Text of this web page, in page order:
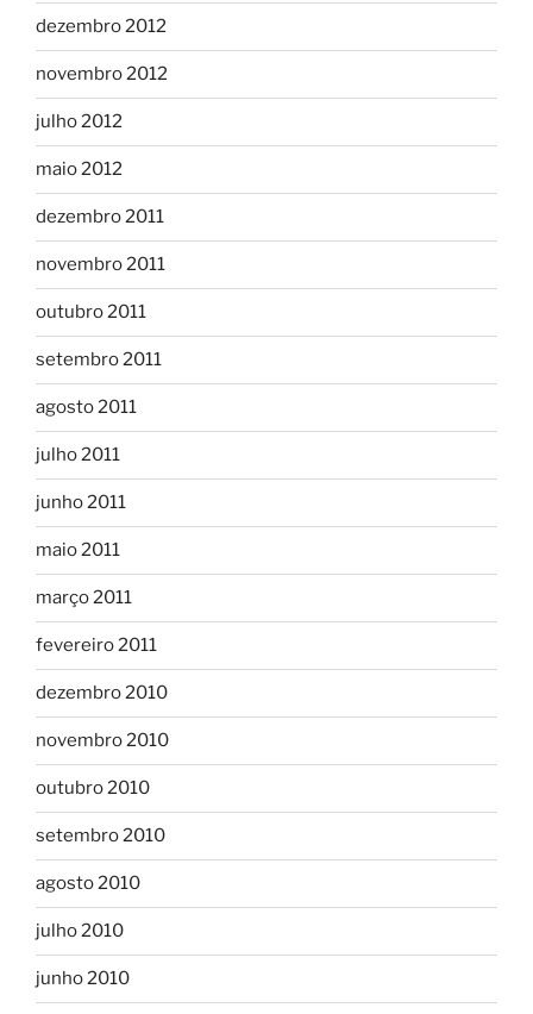
dezembro 2012
novembro 2012
julho 2012
maio 2012
dezembro 2011
novembro 2011
outubro 2011
setembro 2011
agosto 2011
julho 2011
junho 2011
maio 2011
março 2011
fevereiro 2011
dezembro 2010
novembro 2010
outubro 2010
setembro 2010
agosto 2010
julho 2010
junho 2010